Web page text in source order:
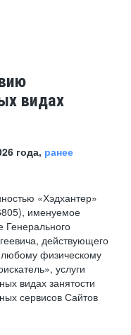
видах
года, ранее
«Хэдхантер»
именуемое
Генерального
действующего
любому физическому
услуги
видах занятости
сервисов Сайтов